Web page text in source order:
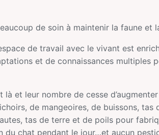
de soin à maintenir la faune
de travail avec le vivant est
et de connaissances multiples
là et leur nombre de cesse
de mangeoires, de buissons, tas
tas de terre et de poils pour
du chat pendant le jour…et aucun